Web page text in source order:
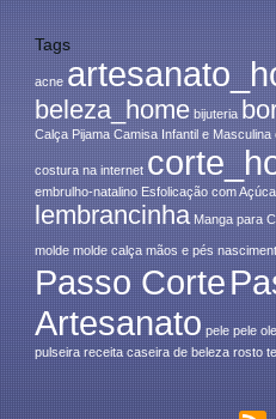
Tags
acne
beleza_home bijuteria
Calça Pijama Camisa Infantil e Masculina
costura na internet
embrulho-natalino Esfolicação com
lembrancinha Manga para
molde molde calça mãos e pés
Passo Corte
Artesanato pele pele
pulseira receita caseira de beleza rosto